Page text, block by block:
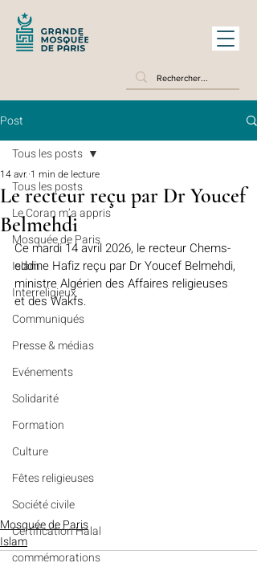
Post
Tous les posts
Le Coran m’a appris
Mosquée de Paris
Islam
Interreligieux
Communiqués
Presse & médias
Evénements
Solidarité
Formation
Culture
Fêtes religieuses
Société civile
Certification Halal
commémorations
Tous les posts
Le recteur reçu par Dr Youcef
Belmehdi
14 avr. 1 min de lecture
Ce mardi 14 avril 2026, le recteur Chems-
eddine Hafiz reçu par Dr Youcef Belmehdi,
ministre Algérien des Affaires religieuses
et des Wakfs.
Mosquée de Paris
Islam